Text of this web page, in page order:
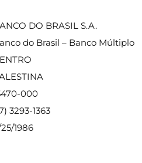
DO BRASIL S.A.
do Brasil – Banco Múltiplo
000
3293-1363
1986